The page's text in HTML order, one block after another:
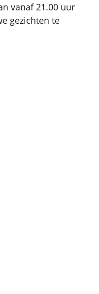
vanaf 21.00 uur
gezichten te